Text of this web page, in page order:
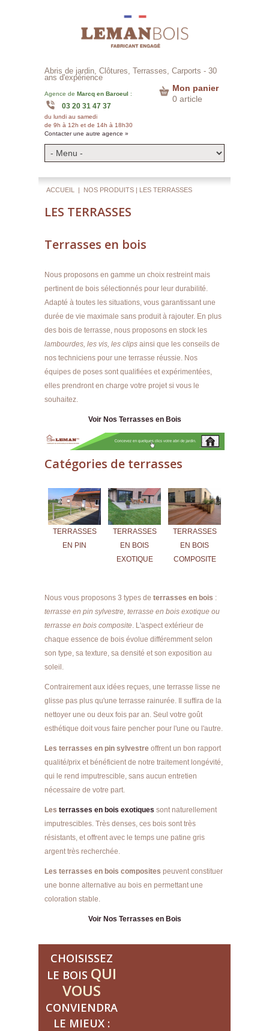
Abris de jardin, Clôtures, Terrasses, Carports - 30
ans d'expérience
Agence de Marcq en Baroeul :
03 20 31 47 37
Contacter une autre agence »
du lundi au samedi
de 9h à 12h et de 14h à 18h30
Mon panier
0 article
ACCUEIL | NOS PRODUITS | LES TERRASSES
LES TERRASSES
Terrasses en bois
Nous proposons en gamme un choix restreint mais
pertinent de bois sélectionnés pour leur durabilité.
Adapté à toutes les situations, vous garantissant une
durée de vie maximale sans produit à rajouter. En plus
des bois de terrasse, nous proposons en stock les
lambourdes, les vis, les clips ainsi que les conseils de
nos techniciens pour une terrasse réussie. Nos
équipes de poses sont qualifiées et expérimentées,
elles prendront en charge votre projet si vous le
souhaitez.
Voir Nos Terrasses en Bois
Catégories de terrasses
TERRASSES
EN PIN
TERRASSES
EN BOIS
EXOTIQUE
TERRASSES
EN BOIS
COMPOSITE
Nous vous proposons 3 types de terrasses en bois :
terrasse en pin sylvestre, terrasse en bois exotique ou
terrasse en bois composite . L'aspect extérieur de
chaque essence de bois évolue différemment selon
son type, sa texture, sa densité et son exposition au
soleil.
Contrairement aux idées reçues, une terrasse lisse ne
glisse pas plus qu'une terrasse rainurée. Il suffira de la
nettoyer une ou deux fois par an. Seul votre goût
esthétique doit vous faire pencher pour l'une ou l'autre.
Les terrasses en pin sylvestre offrent un bon rapport
qualité/prix et bénéficient de notre traitement longévité,
qui le rend imputrescible, sans aucun entretien
nécessaire de votre part.
Les terrasses en bois exotiques sont naturellement
imputrescibles. Très denses, ces bois sont très
résistants, et offrent avec le temps une patine gris
argent très recherchée.
Les terrasses en bois composites peuvent constituer
une bonne alternative au bois en permettant une
coloration stable.
Voir Nos Terrasses en Bois
CHOISISSEZ
LE BOIS QUI
VOUS
CONVIENDRA
LE MIEUX :